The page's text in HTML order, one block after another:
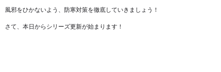
風邪をひかないよう、防寒対策を徹底していきましょう！
さて、本日からシリーズ更新が始まります！